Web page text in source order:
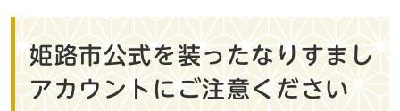
姫路市公式を装ったなりすまし
アカウントにご注意ください